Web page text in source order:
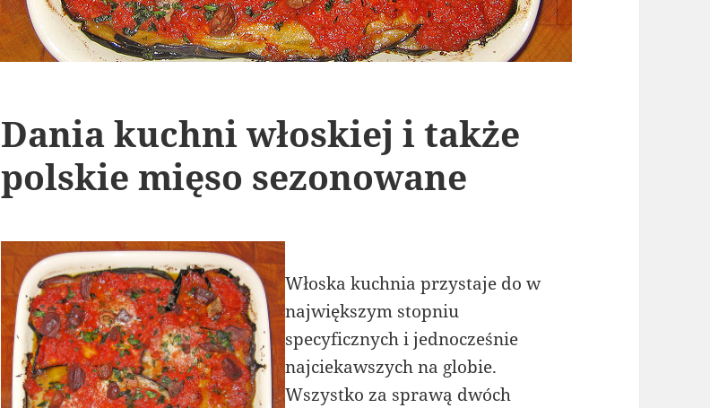
Dania kuchni włoskiej i także
polskie mięso sezonowane
Włoska kuchnia przystaje do w
największym stopniu
specyficznych i jednocześnie
najciekawszych na globie.
Wszystko za sprawą dwóch